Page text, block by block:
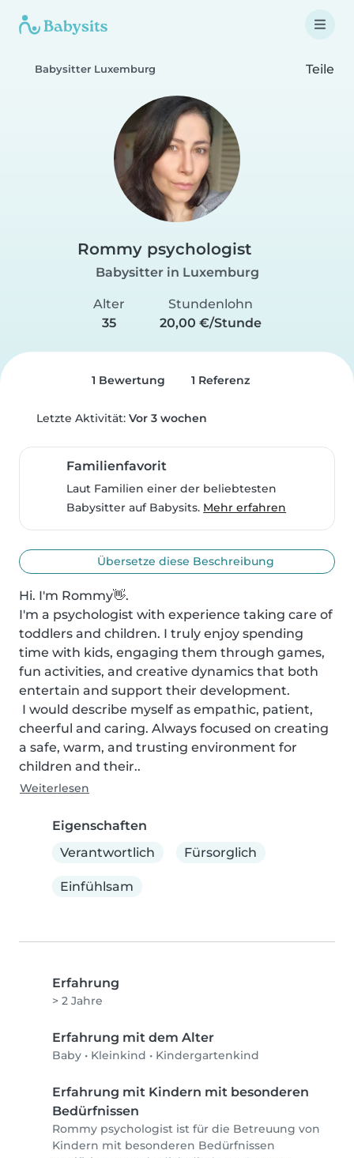
Babysitter Luxemburg Teile
Rommy psychologist
Babysitter in Luxemburg
Alter
35
Stundenlohn
20,00 €/Stunde
1 Bewertung 1 Referenz
Letzte Aktivität: Vor 3 wochen
Familienfavorit
Laut Familien einer der beliebtesten
Babysitter auf Babysits. Mehr erfahren
Übersetze diese Beschreibung
Hi. I'm Rommy👋.
I'm a psychologist with experience taking care of
toddlers and children. I truly enjoy spending
time with kids, engaging them through games,
fun activities, and creative dynamics that both
entertain and support their development.
cheerful and caring. Always focused on creating
a safe, warm, and trusting environment for
children and their..
Weiterlesen
Eigenschaften
Verantwortlich
Fürsorglich
Einfühlsam
Erfahrung
> 2 Jahre
Erfahrung mit dem Alter
Baby • Kleinkind • Kindergartenkind
Erfahrung mit Kindern mit besonderen
Bedürfnissen
Rommy psychologist ist für die Betreuung von
Kindern mit besonderen Bedürfnissen